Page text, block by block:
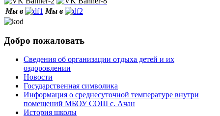
Мы в Мы в
Добро пожаловать
Сведения об организации отдыха детей и их
оздоровлении
Новости
Государственная символика
Информация о среднесуточной температуре внутри
помещений МБОУ СОШ с. Ачан
История школы